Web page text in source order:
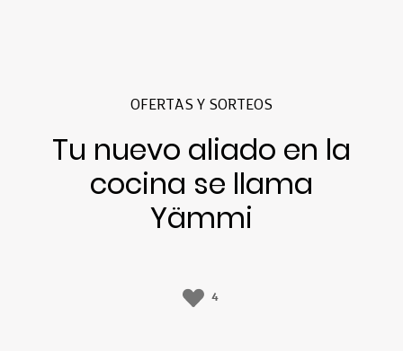
OFERTAS Y SORTEOS
Tu nuevo aliado en la
cocina se llama
Yämmi
4